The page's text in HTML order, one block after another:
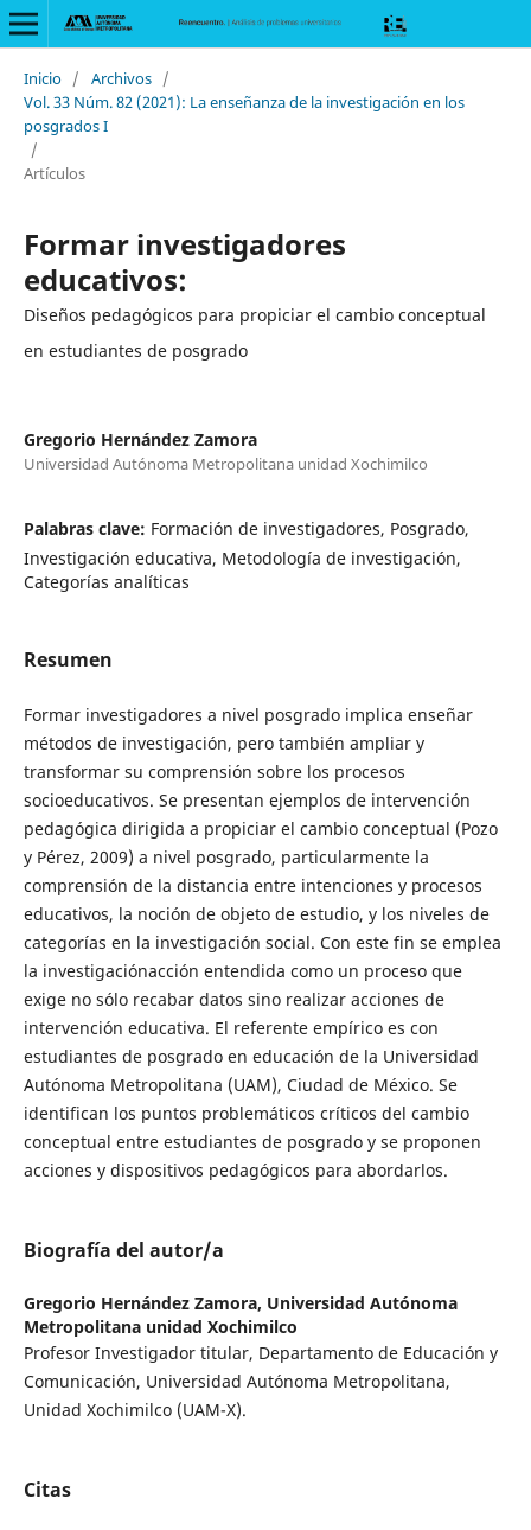
Inicio / Archivos /
Vol. 33 Núm. 82 (2021): La enseñanza de la investigación en los
posgrados I
/
Artículos
Formar investigadores
educativos:
Diseños pedagógicos para propiciar el cambio conceptual
en estudiantes de posgrado
Gregorio Hernández Zamora
Universidad Autónoma Metropolitana unidad Xochimilco
Palabras clave: Formación de investigadores, Posgrado,
Investigación educativa, Metodología de investigación,
Categorías analíticas
Resumen
Formar investigadores a nivel posgrado implica enseñar
métodos de investigación, pero también ampliar y
transformar su comprensión sobre los procesos
socioeducativos. Se presentan ejemplos de intervención
pedagógica dirigida a propiciar el cambio conceptual (Pozo
y Pérez, 2009) a nivel posgrado, particularmente la
comprensión de la distancia entre intenciones y procesos
educativos, la noción de objeto de estudio, y los niveles de
categorías en la investigación social. Con este fin se emplea
la investigaciónacción entendida como un proceso que
exige no sólo recabar datos sino realizar acciones de
intervención educativa. El referente empírico es con
estudiantes de posgrado en educación de la Universidad
Autónoma Metropolitana (UAM), Ciudad de México. Se
identifican los puntos problemáticos críticos del cambio
conceptual entre estudiantes de posgrado y se proponen
acciones y dispositivos pedagógicos para abordarlos.
Biografía del autor/a
Gregorio Hernández Zamora, Universidad Autónoma
Metropolitana unidad Xochimilco
Profesor Investigador titular, Departamento de Educación y
Comunicación, Universidad Autónoma Metropolitana,
Unidad Xochimilco (UAM-X).
Citas